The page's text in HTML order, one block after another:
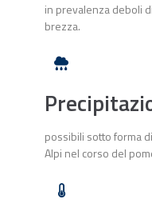
in prevalenza deboli
brezza.
possibili sotto forma
Alpi nel corso del